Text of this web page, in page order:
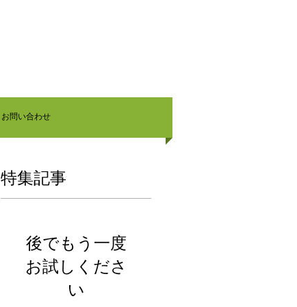
お問い合わせ
特集記事
後でもう一度
お試しくださ
い